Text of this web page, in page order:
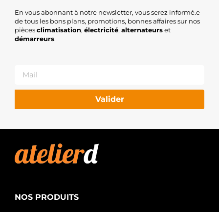
En vous abonnant à notre newsletter, vous serez informé.e
de tous les bons plans, promotions, bonnes affaires sur nos
piècesclimatisation, électricité, alternateurset
démarreurs.
Valider
NOS PRODUITS